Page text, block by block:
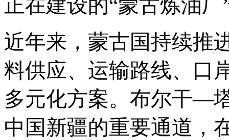
正在建设的“蒙古炼油
近年来，蒙古国持续推
料供应、运输路线、口
多元化方案。布尔干—
中国新疆的重要通道，